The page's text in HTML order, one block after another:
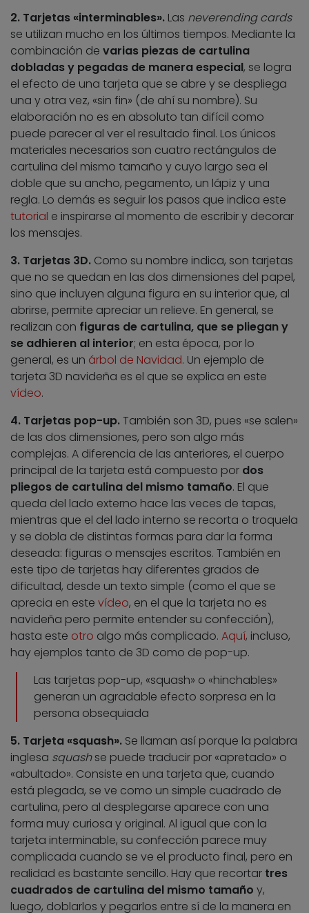
2. Tarjetas «interminables». Las neverending cards
se utilizan mucho en los últimos tiempos. Mediante la
combinación de varias piezas de cartulina
dobladas y pegadas de manera especial, se logra
el efecto de una tarjeta que se abre y se despliega
una y otra vez, «sin fin» (de ahí su nombre). Su
elaboración no es en absoluto tan difícil como
puede parecer al ver el resultado final. Los únicos
materiales necesarios son cuatro rectángulos de
cartulina del mismo tamaño y cuyo largo sea el
doble que su ancho, pegamento, un lápiz y una
regla. Lo demás es seguir los pasos que indica este
tutorial e inspirarse al momento de escribir y decorar
los mensajes.
3. Tarjetas 3D. Como su nombre indica, son tarjetas
que no se quedan en las dos dimensiones del papel,
sino que incluyen alguna figura en su interior que, al
abrirse, permite apreciar un relieve. En general, se
realizan con figuras de cartulina, que se pliegan y
se adhieren al interior; en esta época, por lo
general, es un árbol de Navidad. Un ejemplo de
tarjeta 3D navideña es el que se explica en este
vídeo.
4. Tarjetas pop-up.También son 3D, pues «se salen»
de las dos dimensiones, pero son algo más
complejas. A diferencia de las anteriores, el cuerpo
principal de la tarjeta está compuesto por dos
pliegos de cartulina del mismo tamaño. El que
queda del lado externo hace las veces de tapas,
mientras que el del lado interno se recorta o troquela
y se dobla de distintas formas para dar la forma
deseada: figuras o mensajes escritos. También en
este tipo de tarjetas hay diferentes grados de
dificultad, desde un texto simple (como el que se
aprecia en este vídeo, en el que la tarjeta no es
navideña pero permite entender su confección),
hasta este otro algo más complicado. Aquí, incluso,
hay ejemplos tanto de 3D como de pop-up.
Las tarjetas pop-up, «squash» o «hinchables»
generan un agradable efecto sorpresa en la
persona obsequiada
5. Tarjeta «squash». Se llaman así porque la palabra
inglesa squashse puede traducir por «apretado» o
«abultado». Consiste en una tarjeta que, cuando
está plegada, se ve como un simple cuadrado de
cartulina, pero al desplegarse aparece con una
forma muy curiosa y original. Al igual que con la
tarjeta interminable, su confección parece muy
complicada cuando se ve el producto final, pero en
realidad es bastante sencillo. Hay que recortar tres
cuadrados de cartulina del mismo tamaño y,
luego, doblarlos y pegarlos entre sí de la manera en